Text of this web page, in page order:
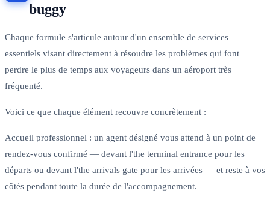
buggy
Chaque formule s'articule autour d'un ensemble de services
essentiels visant directement à résoudre les problèmes qui font
perdre le plus de temps aux voyageurs dans un aéroport très
fréquenté.
Voici ce que chaque élément recouvre concrètement :
Accueil professionnel : un agent désigné vous attend à un point de
rendez-vous confirmé — devant l'the terminal entrance pour les
départs ou devant l'the arrivals gate pour les arrivées — et reste à vos
côtés pendant toute la durée de l'accompagnement.